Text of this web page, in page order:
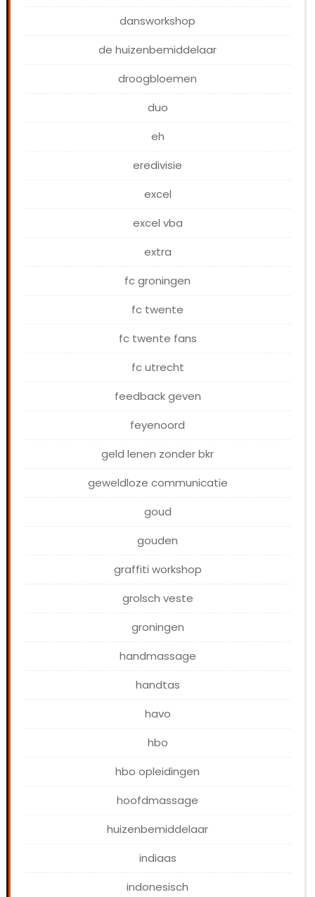
dansworkshop
de huizenbemiddelaar
droogbloemen
duo
eh
eredivisie
excel
excel vba
extra
fc groningen
fc twente
fc twente fans
fc utrecht
feedback geven
feyenoord
geld lenen zonder bkr
geweldloze communicatie
goud
gouden
graffiti workshop
grolsch veste
groningen
handmassage
handtas
havo
hbo
hbo opleidingen
hoofdmassage
huizenbemiddelaar
indiaas
indonesisch